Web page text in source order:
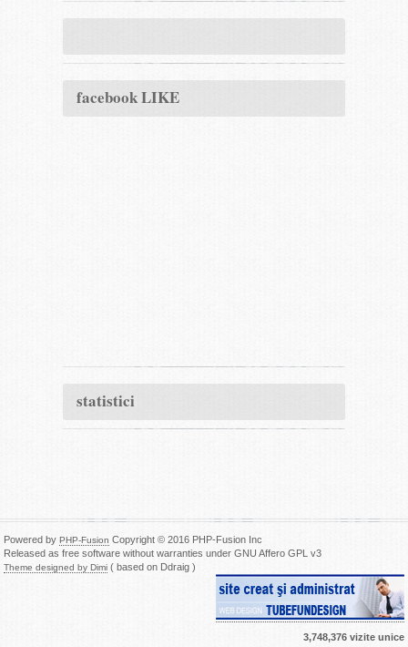
facebook LIKE
statistici
Powered by PHP-Fusion Copyright © 2016 PHP-Fusion Inc
Released as free software without warranties under GNU Affero GPL v3
Theme designed by Dimi ( based on Ddraig )
3,748,376 vizite unice